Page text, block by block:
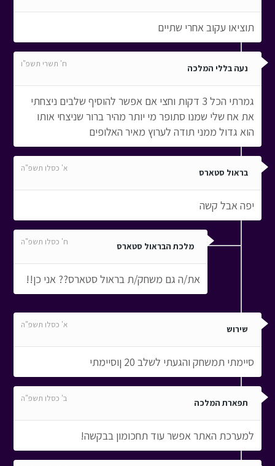
תוציאו עקוב אחרי שתיים
נעה בללי המלכה ח' תשרי תשפ"ו
גמרתי הכל 3 דקות וחצי אם אפשר להוסיף שלבים ניצחתי
את אח שלי שמנו סתופר מי יותר מהיר ברור שניצחי אותו
הוא גדול ממני תודה לערוץ מאיר האלופים
בראול סטארס א' כסלו תשפ"ה
יפה אבל קשה
מלכת הבראול סטארס ח' כסלו תשפ"ה
את/ה גם משחק/ת בראול סטארס?? אני כן!!
שירוש א' כסלו תשפ"ה
סיימתי תמשחק והגעתי לשלב 20 ןוסיימתי
תפארת המלכה ב' כסלו תשפ"ה
למערכת האתר אפשר עוד תחכומון בבקשה!